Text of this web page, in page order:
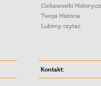
Ciekawostki
Twoja Historia
Lubimy czytać
Kontakt: